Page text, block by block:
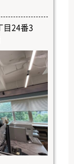
目24番3